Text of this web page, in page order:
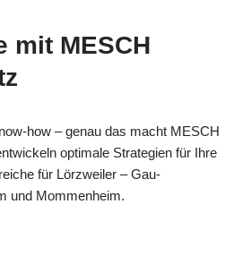
mit MESCH
how – genau das macht MESCH
optimale Strategien für Ihre
für Lörzweiler – Gau-
und Mommenheim.